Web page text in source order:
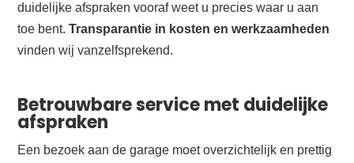
duidelijke afspraken vooraf weet u precies waar u aan
toe bent.Transparantie in kosten en werkzaamheden
vinden wij vanzelfsprekend.
Betrouwbare service met duidelijke
afspraken
Een bezoek aan de garage moet overzichtelijk en prettig